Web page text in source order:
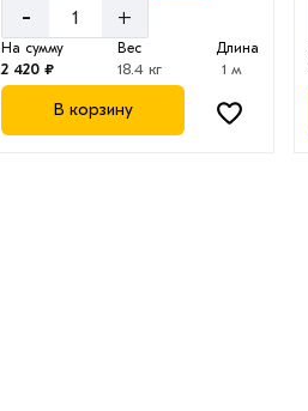
- +
На сумму
2 420 ₽
Вес
18.4 кг
Длина
1 м
В корзину